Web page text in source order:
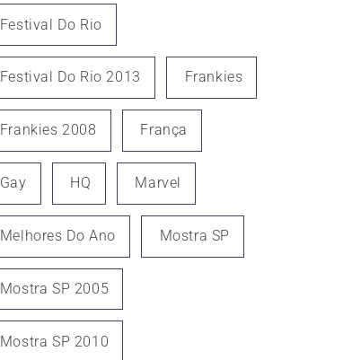
Festival Do Rio
Festival Do Rio 2013 Frankies
Frankies 2008 França
Gay HQ Marvel
Melhores Do Ano Mostra SP
Mostra SP 2005
Mostra SP 2010